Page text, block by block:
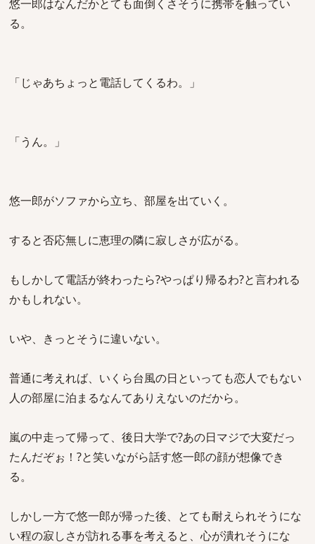
悠一郎はなんだかとても面倒くさそうに携帯を触ってい
る。
「じゃあちょっと電話してくるわ。」
「うん。」
悠一郎がソファから立ち、部屋を出ていく。
すると否応無しに恵理の隣に寂しさが広がる。
もしかして電話が終わったら?やっぱり帰るわ?と言われる
かもしれない。
いや、きっとそうに違いない。
普通に考えれば、いくら台風の日といっても恋人でもない
人の部屋に泊まるなんてありえないのだから。
嵐の中走って帰って、後日大学で?あの日マジで大変だっ
たんだぞぉ！?と笑いながら話す悠一郎の顔が想像でき
る。
しかし一方で悠一郎が帰った後、とても耐えられそうにな
い程の寂しさが訪れる事を考えると、心が潰れそうにな